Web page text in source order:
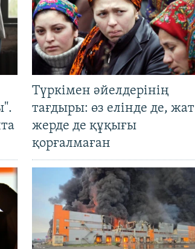
Түркімен әйелдерінің
тағдыры: өз елінде де, жат
жерде де құқығы
қорғалмаған